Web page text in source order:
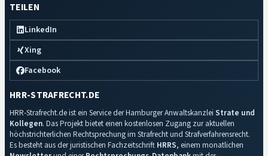
TEILEN
LinkedIn
Xing
Facebook
HRR-STRAFRECHT.DE
HRR-Strafrecht.de ist ein Service der Hamburger Anwaltskanzlei Strate und
Kollegen. Das Projekt bietet einen kostenlosen Zugang zur aktuellen
höchstrichterlichen Rechtsprechung im Strafrecht und Strafverfahrensrecht.
Es besteht aus der juristischen Fachzeitschrift HRRS, einem monatlichen